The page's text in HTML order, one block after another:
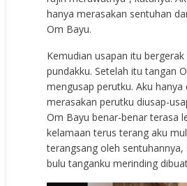
hanya merasakan sentuhan
Om Bayu.
Kemudian usapan itu bergerak
pundakku. Setelah itu tangan
mengusap perutku. Aku hanya
merasakan perutku diusap-
Om Bayu benar-benar terasa
kelamaan terus terang aku
terangsang oleh
bulu tanganku merinding